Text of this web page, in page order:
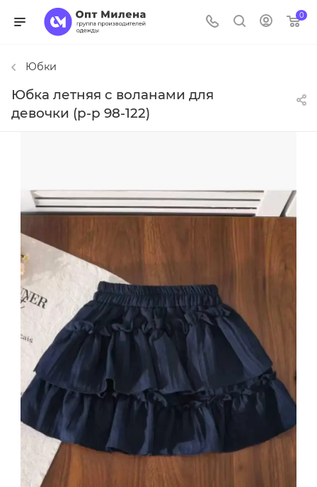
0
Юбки
Юбка летняя с воланами для
девочки (р-р 98-122)